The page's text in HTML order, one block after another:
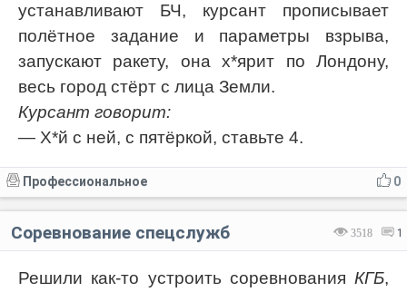
устанавливают БЧ, курсант прописывает
полётное задание и параметры взрыва,
запускают ракету, она х*ярит по Лондону,
весь город стёрт с лица Земли.
Курсант говорит:
— Х*й с ней, с пятёркой, ставьте 4.
0
Профессиональное
3518 1
Соревнование спецслужб
Решили как-то устроить соревнования КГБ,